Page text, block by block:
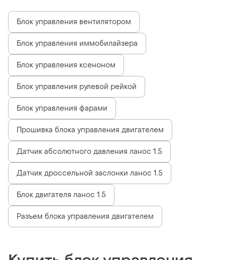
Блок управления вентилятором
Блок управления иммобилайзера
Блок управления ксеноном
Блок управления рулевой рейкой
Блок управления фарами
Прошивка блока управления двигателем
Датчик абсолютного давления ланос 1.5
Датчик дроссельной заслонки ланос 1.5
Блок двигателя ланос 1.5
Разъем блока управления двигателем